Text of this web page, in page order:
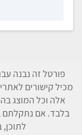
פורטל זה נבנה
מכיל קישורים
אלה וכל המוצג
בלבד. אם נתקלתם